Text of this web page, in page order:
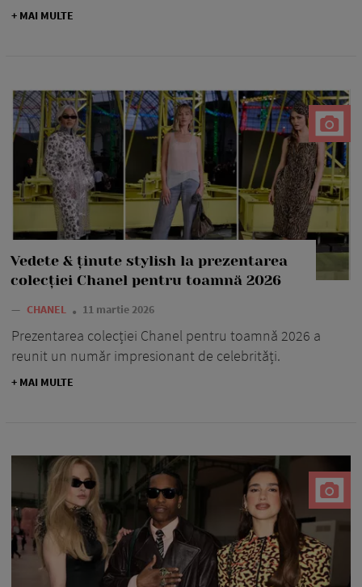
+ MAI MULTE
Vedete & ținute stylish la prezentarea
colecției Chanel pentru toamnă 2026
— CHANEL 11 martie 2026
Prezentarea colecției Chanel pentru toamnă 2026 a
reunit un număr impresionant de celebrități.
+ MAI MULTE